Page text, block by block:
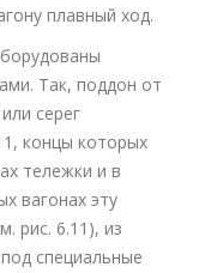
плавный ход.
Так, поддон от
серег
концы которых
тележки и в
вагонах эту
рис. 6.11), из
специальные